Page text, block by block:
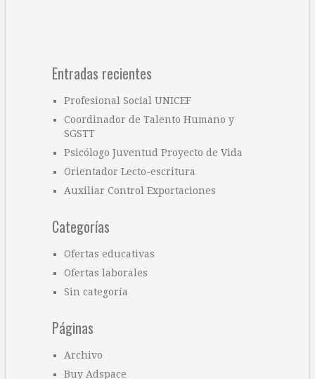
Entradas recientes
Profesional Social UNICEF
Coordinador de Talento Humano y
SGSTT
Psicólogo Juventud Proyecto de Vida
Orientador Lecto-escritura
Auxiliar Control Exportaciones
Categorías
Ofertas educativas
Ofertas laborales
Sin categoría
Páginas
Archivo
Buy Adspace